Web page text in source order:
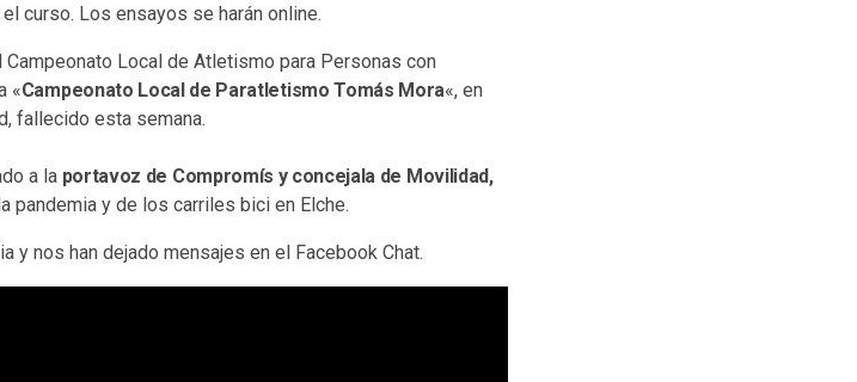
curso. Los ensayos se harán online.
Local de Atletismo para Personas con
«Campeonato Local de Paratletismo Tomás Mora«, en
fallecido esta semana.
a la portavoz de Compromís y concejala de Movilidad,
pandemia y de los carriles bici en Elche.
y nos han dejado mensajes en el Facebook Chat.